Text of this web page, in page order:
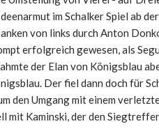
im Schalker Spiel ab
von links durch Anton
erfolgreich gewesen, als
der Elan von Königsblau
Der fiel dann doch für
den Umgang mit einem
mit Kaminski, der den